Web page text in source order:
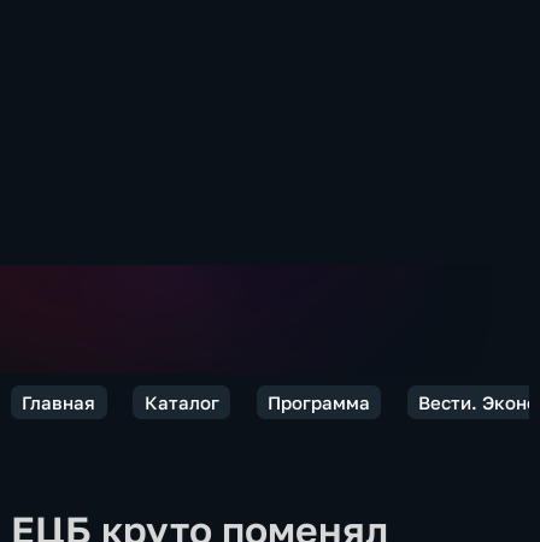
Главная Каталог Программа Вести.
ЕЦБ круто поменял